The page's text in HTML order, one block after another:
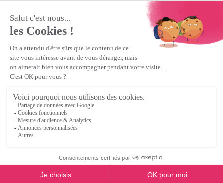
la référence en perles et bijoux
perles en ligne, telles que les perles
et cristaux et strass en cristal Preciosa, les perles Miyuki perles et
apprêts en Argent 925, Gold Filled, perles de rocaille Preciosa
Matière Première est un
Première
Veuillez patienter...
Continuer vos achats
or Voir le panier